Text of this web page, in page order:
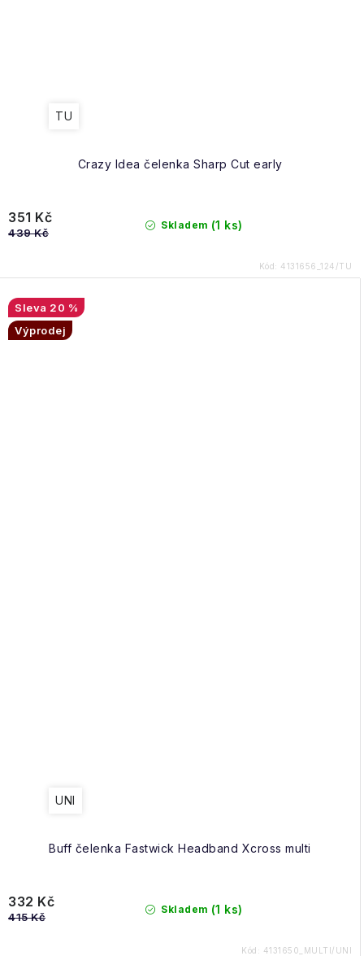
Crazy Idea čelenka Sharp Cut early
TU
Skladem (1 ks)
351 Kč
439 Kč
Kód: 4131656_124/TU
Buff čelenka Fastwick Headband Xcross multi
20 %
Výprodej
UNI
Skladem (1 ks)
332 Kč
415 Kč
Kód: 4131650_MULTI/UNI